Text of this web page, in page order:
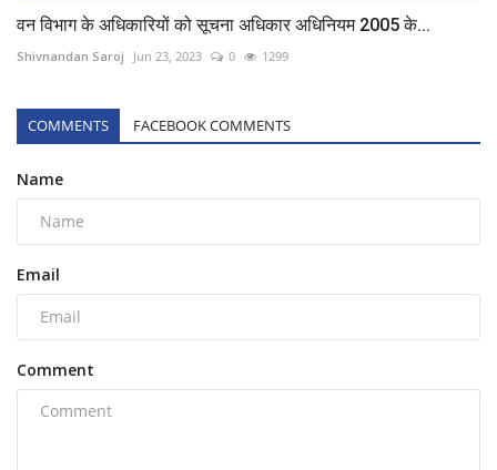
वन विभाग के अधिकारियों को सूचना अधिकार अधिनियम 2005 के...
Shivnandan Saroj Jun 23, 2023 0 1299
COMMENTS FACEBOOK COMMENTS
Name
Email
Comment